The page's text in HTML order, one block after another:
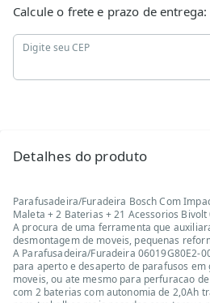
Calcule o frete e prazo de entrega:
Digite seu CEP
Detalhes do produto
Parafusadeira/Furadeira Bosch Com
Maleta + 2 Baterias + 21 Acessorios Bivolt
A procura de uma ferramenta que
desmontagem de moveis, pequenas
A Parafusadeira/Furadeira 06019G80E2-
para aperto e desaperto de parafusos em
moveis, ou ate mesmo para perfuracao
com 2 baterias com autonomia de 2,0Ah